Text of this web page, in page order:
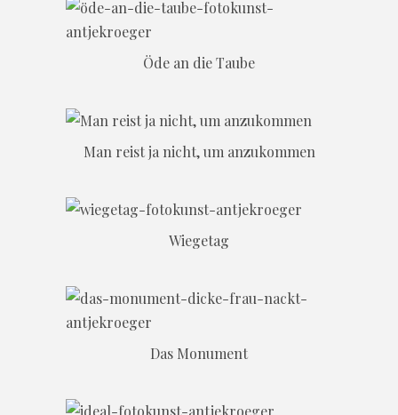
Öde an die Taube
Man reist ja nicht, um anzukommen
Wiegetag
Das Monument